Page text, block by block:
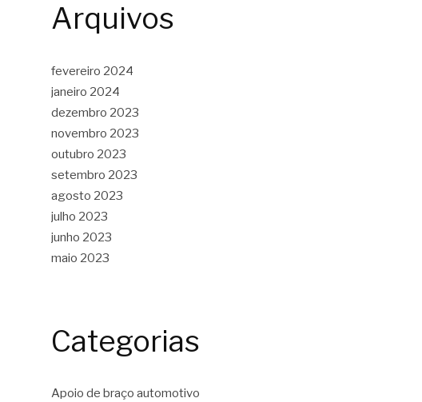
Arquivos
fevereiro 2024
janeiro 2024
dezembro 2023
novembro 2023
outubro 2023
setembro 2023
agosto 2023
julho 2023
junho 2023
maio 2023
Categorias
Apoio de braço automotivo